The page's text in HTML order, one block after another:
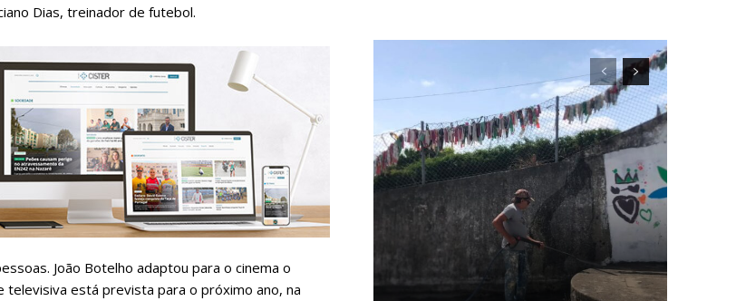
de Assinatura
Região de Cister e ajude-nos a manter este serviço público!
terá acesso a todos os conteúdos exclusivos e versões digitais.
Escolha o plano de assinatura desejado:
Dias, treinador de futebol.
João Botelho adaptou para o cinema o
está prevista para o próximo ano, na